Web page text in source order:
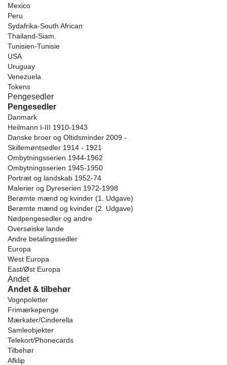
Mexico
Peru
Sydafrika-South African
Thailand-Siam.
Tunisien-Tunisie
USA
Uruguay
Venezuela
Tokens
Pengesedler
Pengesedler
Danmark
Heilmann I-III 1910-1943
Danske broer og Oltidsminder 2009 -
Skillemøntsedler 1914 - 1921
Ombytningsserien 1944-1962
Ombytningsserien 1945-1950
Portræt og landskab 1952-74
Malerier og Dyreserien 1972-1998
Berømte mænd og kvinder (1. Udgave)
Berømte mænd og kvinder (2. Udgave)
Nødpengesedler og andre
Oversøiske lande
Andre betalingssedler
Europa
West Europa
East/Øst Europa
Andet
Andet & tilbehør
Vognpoletter
Frimærkepenge
Mærkater/Cinderella
Samleobjekter
Telekort/Phonecards
Tilbehør
Afklip